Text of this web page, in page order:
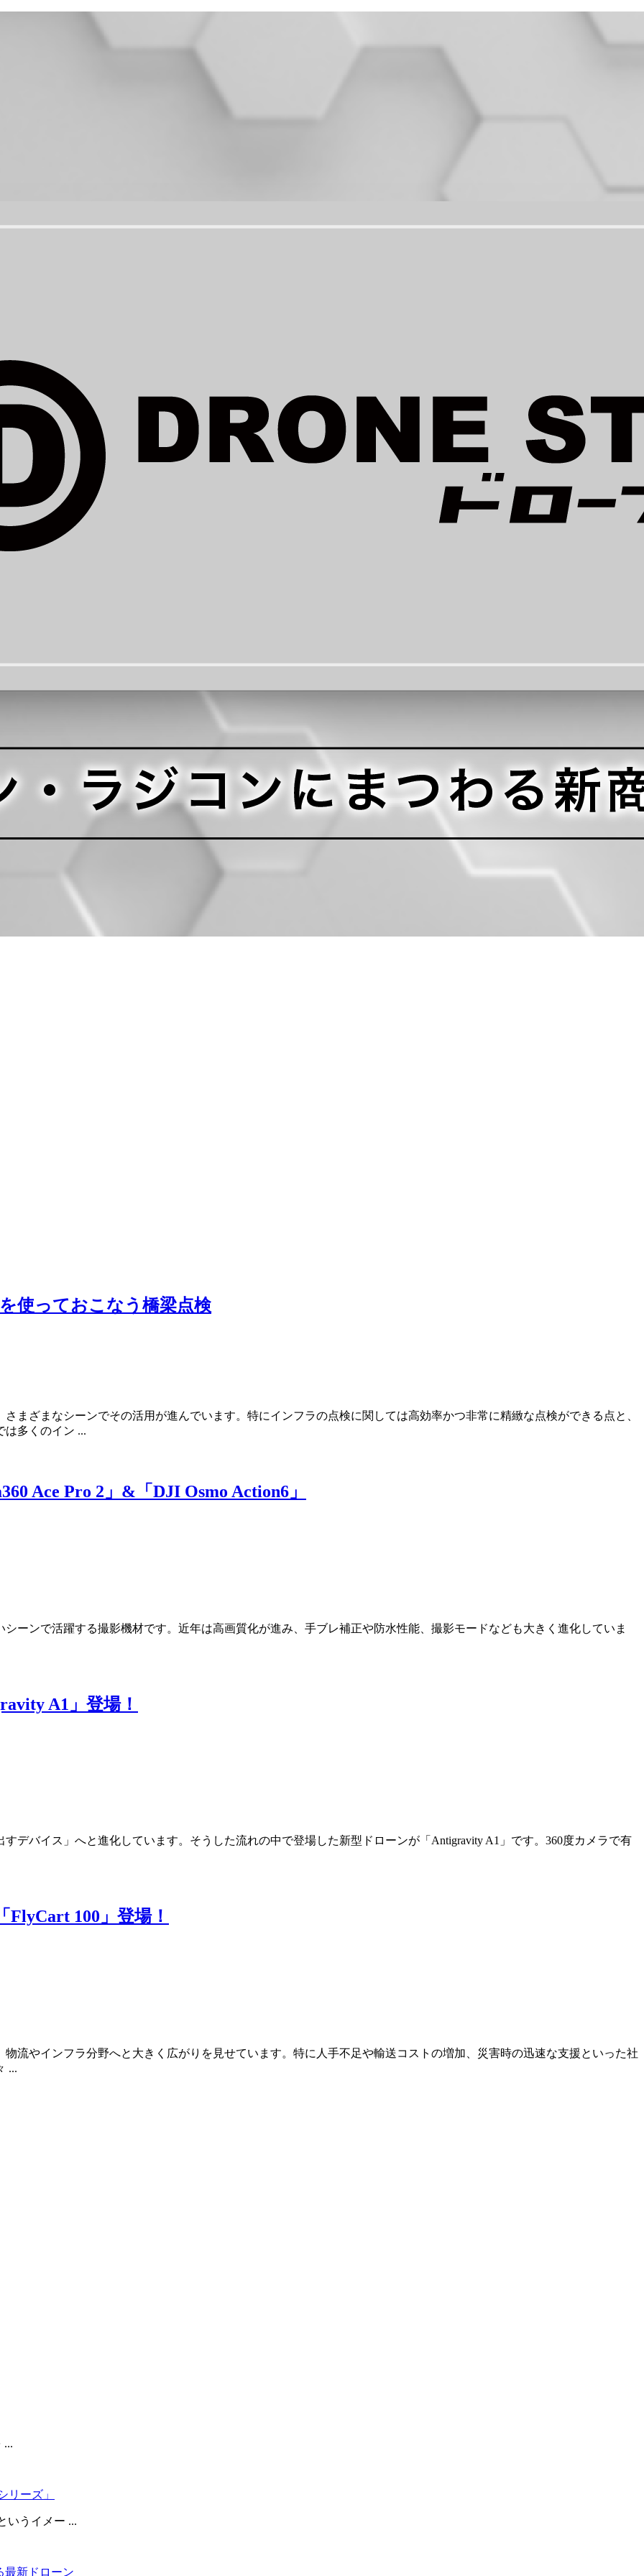
使っておこなう橋梁点検
まざまなシーンでその活用が進んでいます。特にインフラの点検に関しては高効率かつ非常に精緻な点検ができる点と、
は多くのイン ...
Ace Pro 2」&「DJI Osmo Action6」
ーンで活躍する撮影機材です。近年は高画質化が進み、手ブレ補正や防水性能、撮影モードなども大きく進化していま
A1」登場！
デバイス」へと進化しています。そうした流れの中で登場した新型ドローンが「Antigravity A1」です。360度カメラで有
100」登場！
流やインフラ分野へと大きく広がりを見せています。特に人手不足や輸送コストの増加、災害時の迅速な支援といった社
...
...
リーズ」
いうイメー ...
最新ドローン